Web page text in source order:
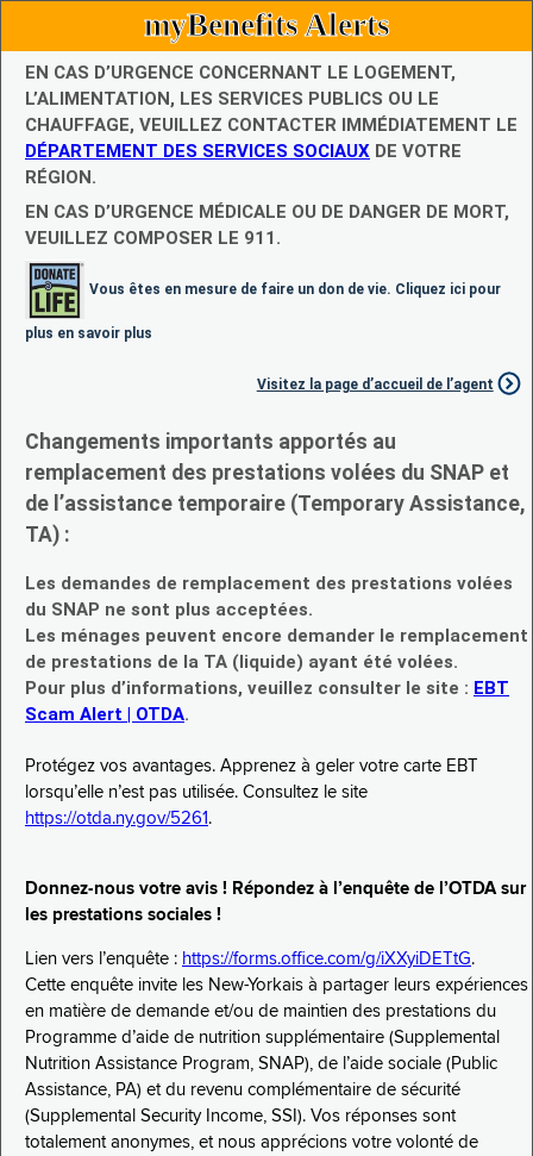
myBenefits Alerts
EN CAS D’URGENCE CONCERNANT LE LOGEMENT,
L’ALIMENTATION, LES SERVICES PUBLICS OU LE
CHAUFFAGE, VEUILLEZ CONTACTER IMMÉDIATEMENT LE
DÉPARTEMENT DES SERVICES SOCIAUX DE VOTRE
RÉGION.
EN CAS D’URGENCE MÉDICALE OU DE DANGER DE MORT,
VEUILLEZ COMPOSER LE 911.
Vous êtes en mesure de faire un don de vie. Cliquez ici pour
plus en savoir plus
Visitez la page d’accueil de l’agent
Changements importants apportés au
remplacement des prestations volées du SNAP et
de l’assistance temporaire (Temporary Assistance,
TA) :
Les demandes de remplacement des prestations volées
du SNAP ne sont plus acceptées.
Les ménages peuvent encore demander le remplacement
de prestations de la TA (liquide) ayant été volées.
Pour plus d’informations, veuillez consulter le site : EBT
Scam Alert | OTDA.
Protégez vos avantages. Apprenez à geler votre carte EBT
lorsqu’elle n’est pas utilisée. Consultez le site
https://otda.ny.gov/5261 .
Donnez-nous votre avis ! Répondez à l’enquête de l’OTDA sur
les prestations sociales !
Lien vers l’enquête : https://forms.office.com/g/iXXyiDETtG.
Cette enquête invite les New-Yorkais à partager leurs expériences
en matière de demande et/ou de maintien des prestations du
Programme d’aide de nutrition supplémentaire (Supplemental
Nutrition Assistance Program, SNAP), de l’aide sociale (Public
Assistance, PA) et du revenu complémentaire de sécurité
(Supplemental Security Income, SSI). Vos réponses sont
totalement anonymes, et nous apprécions votre volonté de